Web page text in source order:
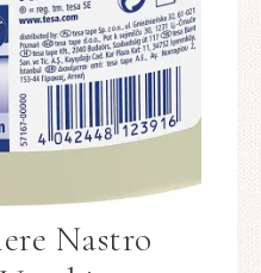
Nastro